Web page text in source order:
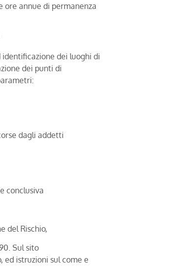
ore annue di permanenza
identificazione dei luoghi di
dei punti di
dagli addetti
conclusiva
del Rischio,
Sul sito
ed istruzioni sul come e